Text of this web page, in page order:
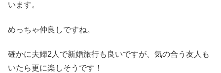
います。
めっちゃ仲良しですね。
確かに夫婦2人で新婚旅行も良いですが、気の合う友人も
いたら更に楽しそうです！